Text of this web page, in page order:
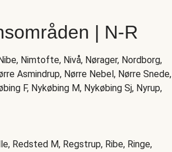
| N-R
Nimtofte, Nivå, Nørager, Nordborg,
Asmindrup, Nørre Nebel, Nørre Snede,
F, Nykøbing M, Nykøbing Sj, Nyrup,
Redsted M, Regstrup, Ribe, Ringe,